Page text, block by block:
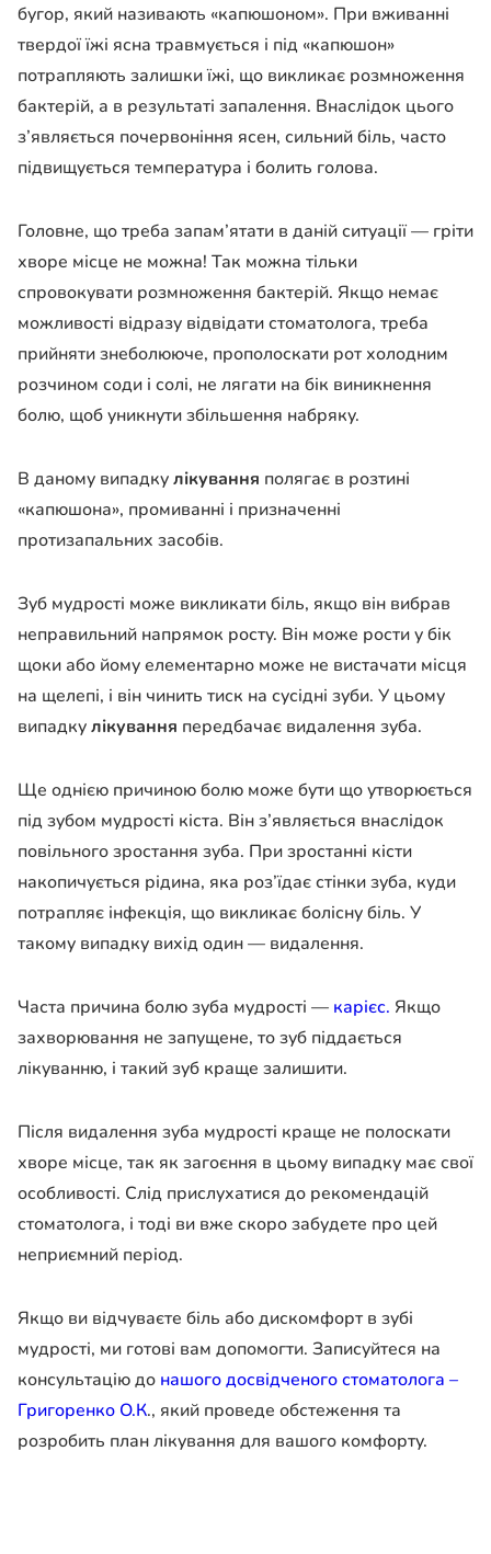
бугор, який називають «капюшоном». При вживанні
твердої їжі ясна травмується і під «капюшон»
потрапляють залишки їжі, що викликає розмноження
бактерій, а в результаті запалення. Внаслідок цього
з’являється почервоніння ясен, сильний біль, часто
підвищується температура і болить голова.
Головне, що треба запам’ятати в даній ситуації — гріти
хворе місце не можна! Так можна тільки
спровокувати розмноження бактерій. Якщо немає
можливості відразу відвідати стоматолога, треба
прийняти знеболююче, прополоскати рот холодним
розчином соди і солі, не лягати на бік виникнення
болю, щоб уникнути збільшення набряку.
В даному випадкулікування полягає в розтині
«капюшона», промиванні і призначенні
протизапальних засобів.
Зуб мудрості може викликати біль, якщо він вибрав
неправильний напрямок росту. Він може рости у бік
щоки або йому елементарно може не вистачати місця
на щелепі, і він чинить тиск на сусідні зуби. У цьому
випадкулікування передбачає видалення зуба.
Ще однією причиною болю може бути що утворюється
під зубом мудрості кіста. Він з’являється внаслідок
повільного зростання зуба. При зростанні кісти
накопичується рідина, яка роз’їдає стінки зуба, куди
потрапляє інфекція, що викликає болісну біль. У
такому випадку вихід один — видалення.
Часта причина болю зуба мудрості — карієс. Якщо
захворювання не запущене, то зуб піддається
лікуванню, і такий зуб краще залишити.
Після видалення зуба мудрості краще не полоскати
хворе місце, так як загоєння в цьому випадку має свої
особливості. Слід прислухатися до рекомендацій
стоматолога, і тоді ви вже скоро забудете про цей
неприємний період.
Якщо ви відчуваєте біль або дискомфорт в зубі
мудрості, ми готові вам допомогти. Записуйтеся на
консультацію до нашого досвідченого стоматолога –
Григоренко О.К., який проведе обстеження та
розробить план лікування для вашого комфорту.